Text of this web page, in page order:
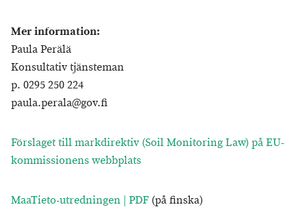
Mer information:
Paula Perälä
Konsultativ tjänsteman
p. 0295 250 224
paula.perala@gov.fi
Förslaget till markdirektiv (Soil Monitoring Law) på EU-
kommissionens webbplats
MaaTieto-utredningen | PDF (på finska)